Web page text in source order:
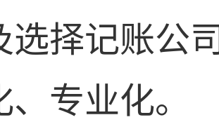
择记账公
专业化。